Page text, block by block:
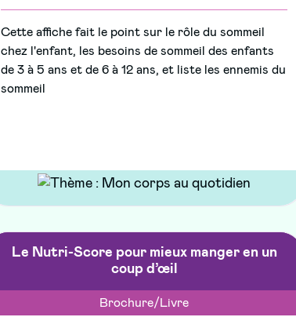
Cette affiche fait le point sur le rôle du sommeil
chez l'enfant, les besoins de sommeil des enfants
de 3 à 5 ans et de 6 à 12 ans, et liste les ennemis du
sommeil
Le Nutri-Score pour mieux manger en un
coup d’œil
Brochure/Livre